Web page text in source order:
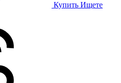
Купить Ищете